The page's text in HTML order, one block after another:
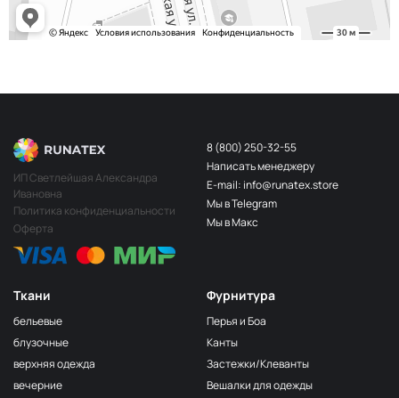
Ткани
бельевые
блузочные
верхняя одежда
вечерние
Фурнитура
Перья и Боа
Канты
Застежки/Клеванты
Вешалки для одежды
ИП Светлейшая Александра
Ивановна
Политика конфиденциальности
Оферта
8 (800) 250-32-55
Написать менеджеру
E-mail: info@runatex.store
Мы в Telegram
Мы в Макс